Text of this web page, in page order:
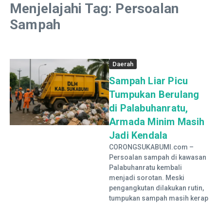
Menjelajahi Tag: Persoalan
Sampah
Daerah
Sampah Liar Picu
Tumpukan Berulang
di Palabuhanratu,
Armada Minim Masih
Jadi Kendala
CORONGSUKABUMI.com –
Persoalan sampah di kawasan
Palabuhanratu kembali
menjadi sorotan. Meski
pengangkutan dilakukan rutin,
tumpukan sampah masih kerap